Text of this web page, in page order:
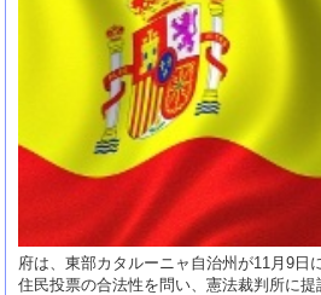
府は、東部カタルーニャ自治州が11月9日
住民投票の合法性を問い、憲法裁判所に提